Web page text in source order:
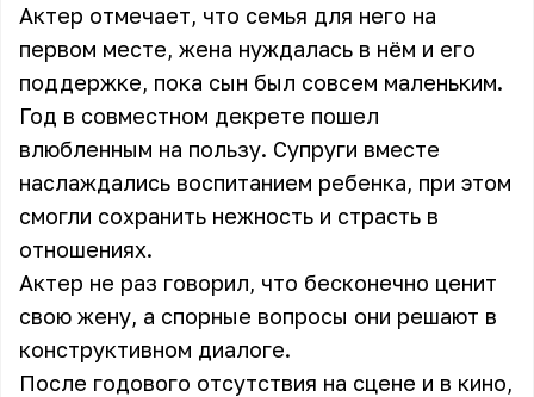
Актер отмечает, что семья для него на
первом месте, жена нуждалась в нём и его
поддержке, пока сын был совсем маленьким.
Год в совместном декрете пошел
влюбленным на пользу. Супруги вместе
наслаждались воспитанием ребенка, при этом
смогли сохранить нежность и страсть в
отношениях.
Актер не раз говорил, что бесконечно ценит
свою жену, а спорные вопросы они решают в
конструктивном диалоге.
После годового отсутствия на сцене и в кино,